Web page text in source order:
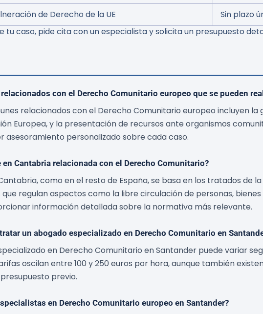
de Derecho de la UE
Sin plazo
caso, pide cita con un especialista y solicita un presupuesto
con el Derecho Comunitario europeo que se pueden
relacionados con el Derecho Comunitario europeo incluyen la
Europea, y la presentación de recursos ante organismos
personalizado sobre cada caso.
Cantabria relacionada con el Derecho Comunitario?
como en el resto de España, se basa en los tratados de
regulan aspectos como la libre circulación de personas,
información detallada sobre la normativa más relevante.
un abogado especializado en Derecho Comunitario en
en Derecho Comunitario en Santander puede variar
oscilan entre 100 y 250 euros por hora, aunque también
previo.
en Derecho Comunitario europeo en Santander?